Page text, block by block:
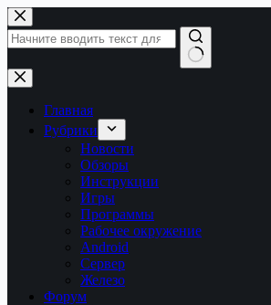
Перейти
к
сути
Ничего
не
найденоГлавная
Рубрики
Новости
Обзоры
Инструкции
Игры
Программы
Рабочее окружение
Android
Сервер
Железо
Форум